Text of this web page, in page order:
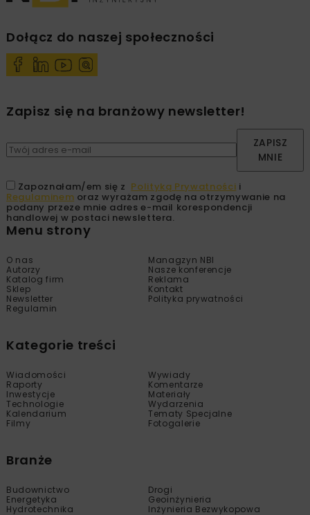
Dołącz do naszej społeczności
Zapisz się na branżowy newsletter!
ZAPISZ
MNIE
Zapoznałam/em się z Polityką Prywatności i
Regulaminem oraz wyrażam zgodę na otrzymywanie na
podany przeze mnie adres e-mail korespondencji
handlowej w postaci newslettera.
Menu strony
O nas
Managzyn NBI
Autorzy
Nasze konferencje
Katalog firm
Reklama
Sklep
Kontakt
Newsletter
Polityka prywatności
Regulamin
Kategorie treści
Wiadomości
Wywiady
Raporty
Komentarze
Inwestycje
Materiały
Technologie
Wydarzenia
Kalendarium
Tematy Specjalne
Filmy
Fotogalerie
Branże
Budownictwo
Drogi
Energetyka
Geoinżynieria
Hydrotechnika
Inżynieria Bezwykopowa